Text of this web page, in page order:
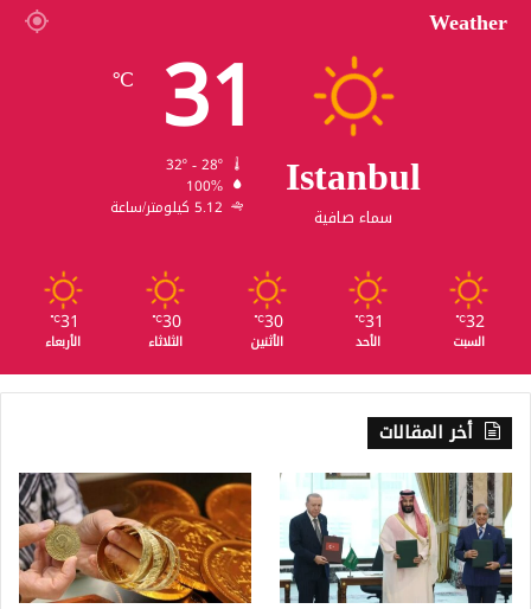
Weather
Istanbul
سماء صافية
31
℃
100%
5.12 كيلومتر/ساعة
32
℃
السبت
31
℃
الأحد
30
℃
الأثنين
30
℃
الثلاثاء
31
℃
الأربعاء
أخر المقالات